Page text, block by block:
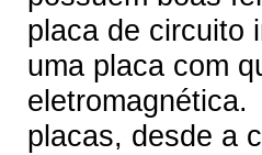
placa de circuito
uma placa com
placas, desde a